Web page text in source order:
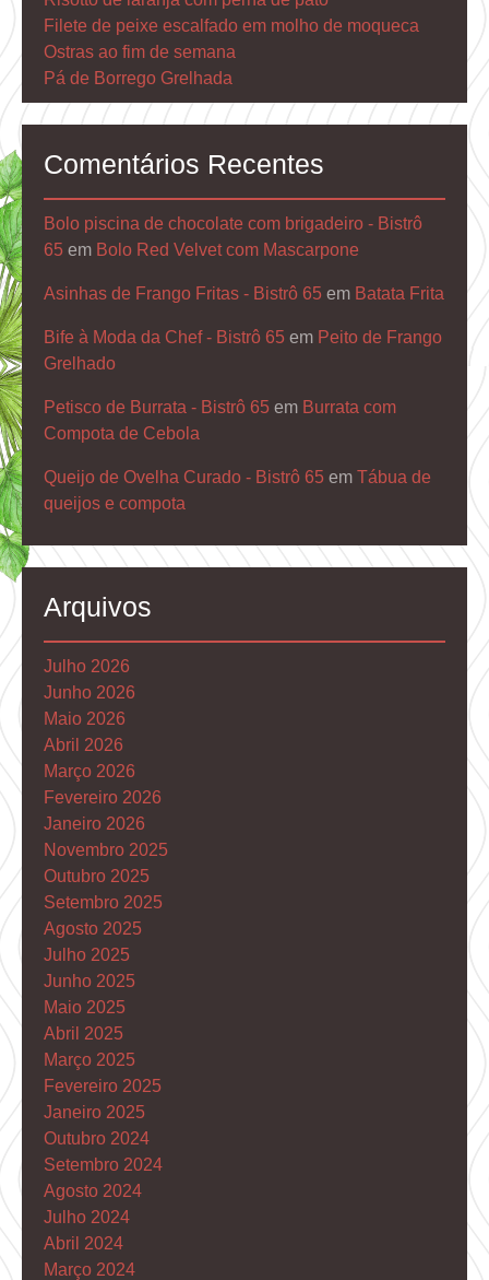
Filete de peixe escalfado em molho de moqueca
Ostras ao fim de semana
Pá de Borrego Grelhada
Comentários Recentes
Bolo piscina de chocolate com brigadeiro - Bistrô
65 em Bolo Red Velvet com Mascarpone
Asinhas de Frango Fritas - Bistrô 65 em Batata Frita
Bife à Moda da Chef - Bistrô 65 em Peito de Frango
Grelhado
Petisco de Burrata - Bistrô 65 em Burrata com
Compota de Cebola
Queijo de Ovelha Curado - Bistrô 65 em Tábua de
queijos e compota
Arquivos
Julho 2026
Junho 2026
Maio 2026
Abril 2026
Março 2026
Fevereiro 2026
Janeiro 2026
Novembro 2025
Outubro 2025
Setembro 2025
Agosto 2025
Julho 2025
Junho 2025
Maio 2025
Abril 2025
Março 2025
Fevereiro 2025
Janeiro 2025
Outubro 2024
Setembro 2024
Agosto 2024
Julho 2024
Abril 2024
Março 2024